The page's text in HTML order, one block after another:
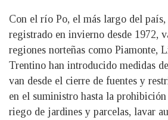
Con el río Po, el más largo del
registrado en invierno desde 1972,
regiones norteñas como Piamonte,
Trentino han introducido medidas
van desde el cierre de fuentes y
en el suministro hasta la
riego de jardines y parcelas, lavar